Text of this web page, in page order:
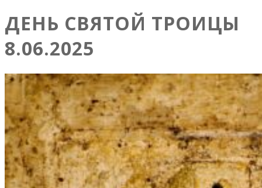
ДЕНЬ СВЯТОЙ ТРОИЦЫ
8.06.2025